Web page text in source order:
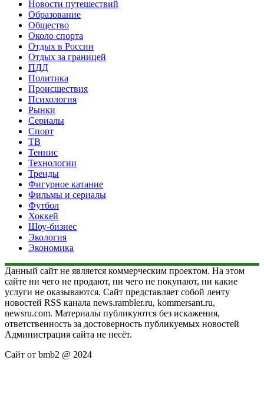
Новости путешествий
Образование
Общество
Около спорта
Отдых в России
Отдых за границей
ПДД
Политика
Происшествия
Психология
Рынки
Сериалы
Спорт
ТВ
Теннис
Технологии
Тренды
Фигурное катание
Фильмы и сериалы
Футбол
Хоккей
Шоу-бизнес
Экология
Экономика
Данный сайт не является коммерческим проектом. На этом
сайте ни чего не продают, ни чего не покупают, ни какие
услуги не оказываются. Сайт представляет собой ленту
новостей RSS канала news.rambler.ru, kommersant.ru,
newsru.com. Материалы публикуются без искажения,
ответственность за достоверность публикуемых новостей
Администрация сайта не несёт.
Сайт от bmb2 @ 2024